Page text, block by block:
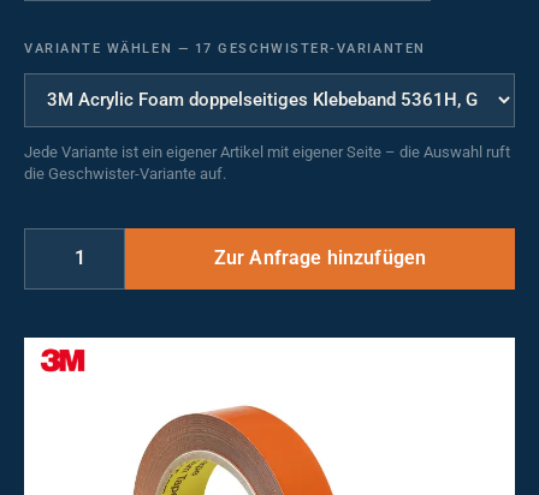
VARIANTE WÄHLEN — 17 GESCHWISTER-VARIANTEN
Jede Variante ist ein eigener Artikel mit eigener Seite – die Auswahl ruft
die Geschwister-Variante auf.